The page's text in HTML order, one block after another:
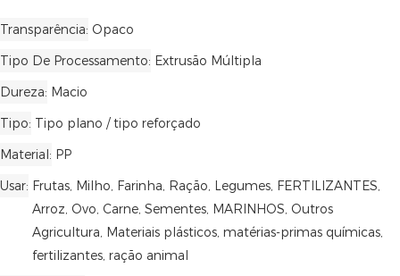
Transparência Opaco
Tipo De Processamento Extrusão Múltipla
Dureza Macio
Tipo Tipo plano / tipo reforçado
Material PP
Usar Frutas, Milho, Farinha, Ração, Legumes, FERTILIZANTES,
Arroz, Ovo, Carne, Sementes, MARINHOS, Outros
Agricultura, Materiais plásticos, matérias-primas químicas,
fertilizantes, ração animal